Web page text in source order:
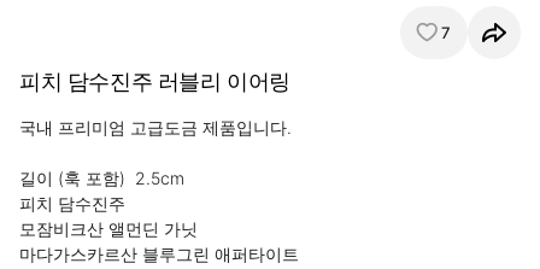
7
피치 담수진주 러블리 이어링
국내 프리미엄 고급도금 제품입니다.
길이 (훅 포함)  2.5cm
피치 담수진주
모잠비크산 앨먼딘 가닛
마다가스카르산 블루그린 애퍼타이트